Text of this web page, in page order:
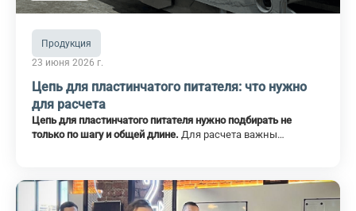
Продукция
23 июня 2026 г.
Цепь для пластинчатого питателя: что нужно
для расчета
Цепь для пластинчатого питателя нужно подбирать не
только по шагу и общей длине. Для расчета важны
линии.